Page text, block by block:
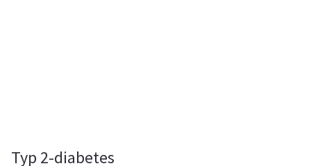
Typ 2-diabetes